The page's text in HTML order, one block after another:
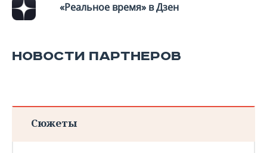
«Реальное время» в Дзен
НОВОСТИ ПАРТНЕРОВ
Сюжеты